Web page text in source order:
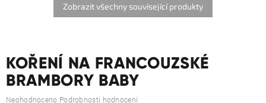
KOŘENÍ NA FRANCOUZSKÉ
BRAMBORY BABY
Průměrné
Neohodnoceno Podrobnosti hodnocení
Zobrazit všechny související produkty